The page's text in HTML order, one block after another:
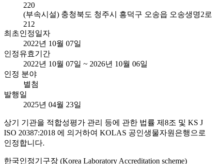
220
(부속시설) 충청북도 청주시 흥덕구 오송읍 오송생명2로
212
최초인정일자
2022년 10월 07일
인정유효기간
2022년 10월 07일 ~ 2026년 10월 06일
인정 분야
별첨
발행일
2025년 04월 23일
상기 기관을 적합성평가 관리 등에 관한 법률 제8조 및 KS J
ISO 20387:2018 에 의거하여 KOLAS 공인생물자원은행으로
인정합니다.
한국인정기구장 (Korea Laboratory Accreditation scheme)